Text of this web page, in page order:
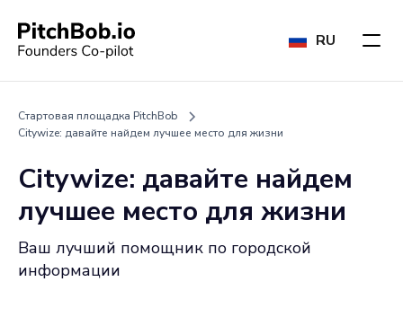
RU
Стартовая площадка PitchBob
Citywize: давайте найдем лучшее место для жизни
Citywize: давайте найдем
лучшее место для жизни
Ваш лучший помощник по городской
информации